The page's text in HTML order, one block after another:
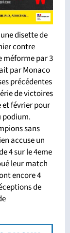
disette de
contre
méforme par 3
par Monaco
précédentes
de victoires
et février pour
podium.
sans
accuse un
4 sur le 4eme
leur match
encore 4
de